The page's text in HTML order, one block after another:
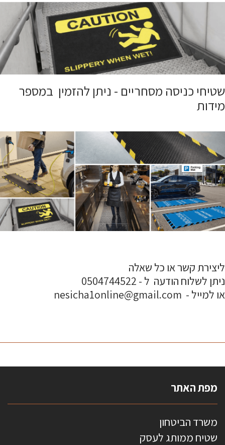
שטיחי כניסה מסחריים - ניתן להזמין במספר
מידות
ליצירת קשר או כל שאלה
ניתן לשלוח הודעה ל - 0504744522
או למייל - nesicha1online@gmail.com
מפת האתר
משרד הביטחון
שטיח ממותג לעסק